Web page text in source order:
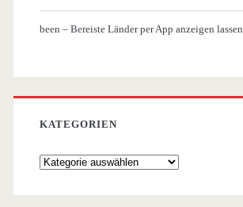
been – Bereiste Länder per App anzeigen lassen
KATEGORIEN
Kategorien